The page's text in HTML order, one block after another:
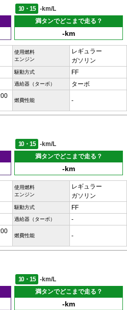
10・15
-km/L
満タンでどこまで走る？
-km
使用燃料
エンジン
レギュラー
ガソリン
駆動方式 FF
過給器（ターボ） ターボ
燃費性能 -
10・15
-km/L
満タンでどこまで走る？
-km
使用燃料
エンジン
レギュラー
ガソリン
駆動方式 FF
過給器（ターボ） -
燃費性能 -
10・15
-km/L
満タンでどこまで走る？
-km